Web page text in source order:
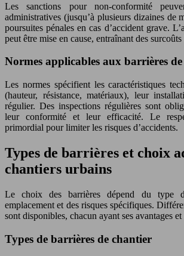
Les sanctions pour non-conformité
administratives (jusqu’à plusieurs dizaines de
poursuites pénales en cas d’accident grave.
peut être mise en cause, entraînant des
Normes applicables aux barrières
Les normes spécifient les caractéristiques
(hauteur, résistance, matériaux), leur
régulier. Des inspections régulières sont
leur conformité et leur efficacité. Le
primordial pour limiter les risques d’accidents.
Types de barrières et choix
chantiers urbains
Le choix des barrières dépend du type
emplacement et des risques spécifiques.
sont disponibles, chacun ayant ses avantages
Types de barrières de chantier